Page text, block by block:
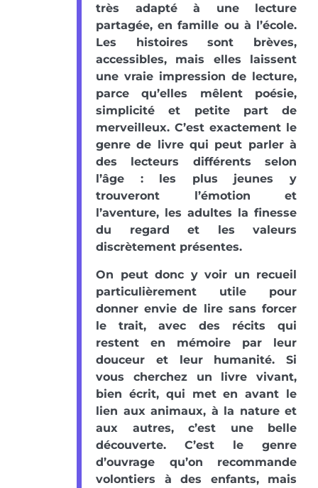
très adapté à une lecture
partagée, en famille ou à l’école.
Les histoires sont brèves,
accessibles, mais elles laissent
une vraie impression de lecture,
parce qu’elles mêlent poésie,
simplicité et petite part de
merveilleux. C’est exactement le
genre de livre qui peut parler à
des lecteurs différents selon
l’âge : les plus jeunes y
trouveront l’émotion et
l’aventure, les adultes la finesse
du regard et les valeurs
discrètement présentes.
On peut donc y voir un recueil
particulièrement utile pour
donner envie de lire sans forcer
le trait, avec des récits qui
restent en mémoire par leur
douceur et leur humanité. Si
vous cherchez un livre vivant,
bien écrit, qui met en avant le
lien aux animaux, à la nature et
aux autres, c’est une belle
découverte. C’est le genre
d’ouvrage qu’on recommande
volontiers à des enfants, mais